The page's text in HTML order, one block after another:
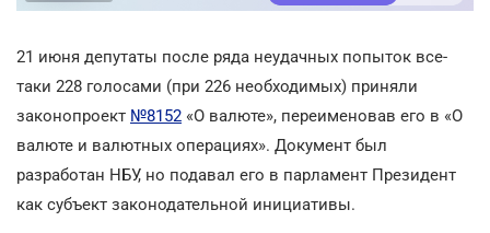
21 июня депутаты после ряда неудачных попыток все-
таки 228 голосами (при 226 необходимых) приняли
законопроект №8152 «О валюте», переименовав его в «О
валюте и валютных операциях». Документ был
разработан НБУ, но подавал его в парламент Президент
как субъект законодательной инициативы.